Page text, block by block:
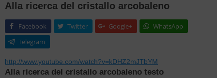
Alla ricerca del cristallo arcobaleno
Facebook Twitter Google+
WhatsApp
Telegram
http://www.youtube.com/watch?v=kDHZ2mJTbYM
Alla ricerca del cristallo arcobaleno testo